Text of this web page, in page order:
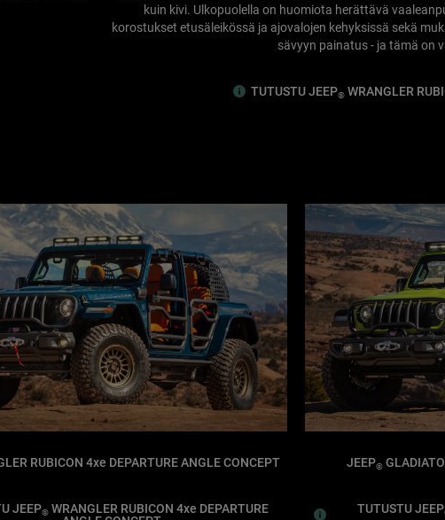
kuin kivi. Ulkopuolella on huomiota herättävä
korostukset etusäleikössä ja ajovalojen kehyksissä sekä
sävyyn painatus - ja tämä on
TUTUSTU JEEP®WRANGLER
RUBICON 4xe DEPARTURE ANGLE CONCEPT
JEEP®WRANGLER RUBICON 4xe DEPARTURE
JEEP®
TUTUSTU JEEP